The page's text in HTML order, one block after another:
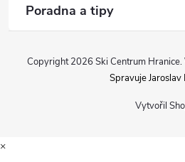
Poradna a tipy
Vytvořil
Copyright 2026 Ski Centrum Hranice.
Spravuje Jaroslav
×